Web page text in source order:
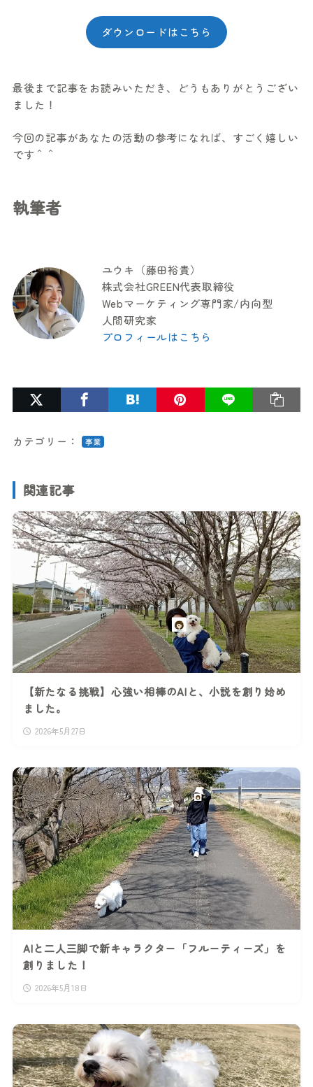
ダウンロードはこちら
最後まで記事をお読みいただき、どうもありがとうござい
ました！
今回の記事があなたの活動の参考になれば、すごく嬉しい
です＾＾
執筆者
ユウキ（藤田裕貴）
株式会社GREEN代表取締役
Webマーケティング専門家/内向型
人間研究家
プロフィールはこちら
カテゴリー： 事業
関連記事
【新たなる挑戦】心強い相棒のAIと、小説を創り始め
ました。
2026年5月27日
AIと二人三脚で新キャラクター「フルーティーズ」を
創りました！
2026年5月18日